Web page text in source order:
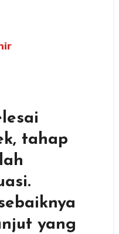
tahap
yang